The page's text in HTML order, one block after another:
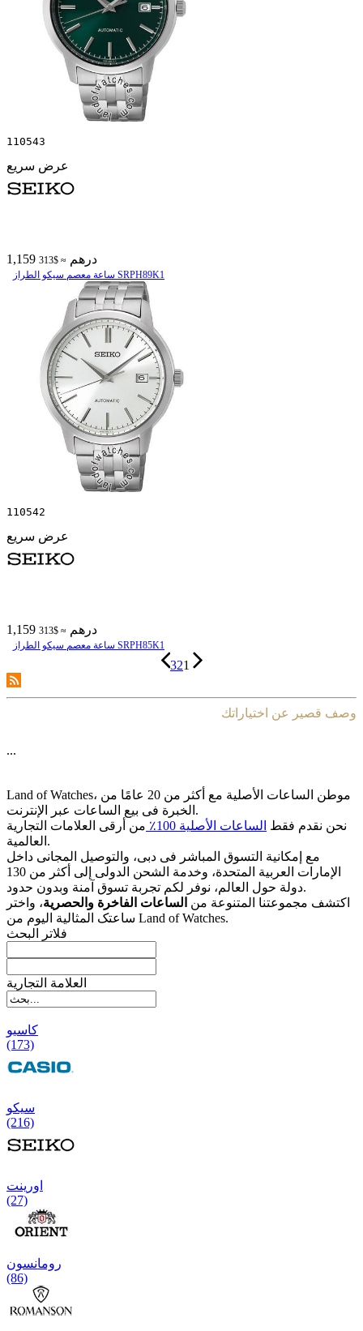
110543
عرض سريع
1,159 درهم ≈ $313
ساعة معصم سیکو الطراز SRPH89K1
110542
عرض سريع
1,159 درهم ≈ $313
ساعة معصم سیکو الطراز SRPH85K1
321
وصف قصير عن اختياراتك
...
Land of Watches، موطن الساعات الأصلیة مع أکثر من 20 عامًا من
الخبرة فی بیع الساعات عبر الإنترنت.
نحن نقدم فقط الساعات الأصلیة 100٪
من أرقى العلامات التجاریة
العالمیة.
مع إمکانیة التسوق المباشر فی دبی، والتوصیل المجانی داخل
الإمارات العربیة المتحدة، وخدمة الشحن الدولی إلى أکثر من 130
دولة حول العالم، نوفر لکم تجربة تسوق آمنة وبدون حدود.
اکتشف مجموعتنا المتنوعة من الساعات الفاخرة والحصریة، واختر
ساعتک المثالیة الیوم من Land of Watches.
فلاتر البحث
العلامة التجارية
کاسیو
(173)
سیکو
(216)
اورینت
(27)
رومانسون
(86)